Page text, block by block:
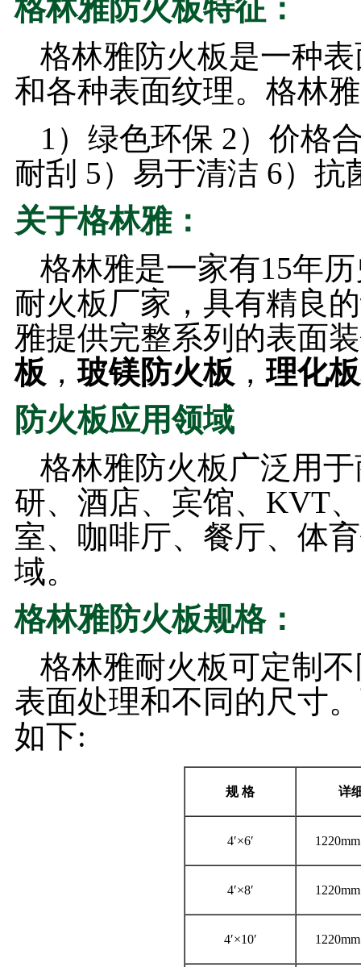
格林雅防火板特征：
格林雅防火板是一种
和各种表面纹理。格林
1）绿色环保 2）价格
耐刮 5）易于清洁 6）抗
关于格林雅：
格林雅是一家有15年
耐火板厂家，具有精良
雅提供完整系列的表面
板 ，玻镁防火板 ，理化板
防火板应用领域
格林雅防火板广泛用
研、酒店、宾馆、KVT
室、咖啡厅、餐厅、体
域。
格林雅防火板规格：
格林雅耐火板可定制
表面处理和不同的尺寸
如下:
规 格 详
4′×6′
4′×8′
4′×10′